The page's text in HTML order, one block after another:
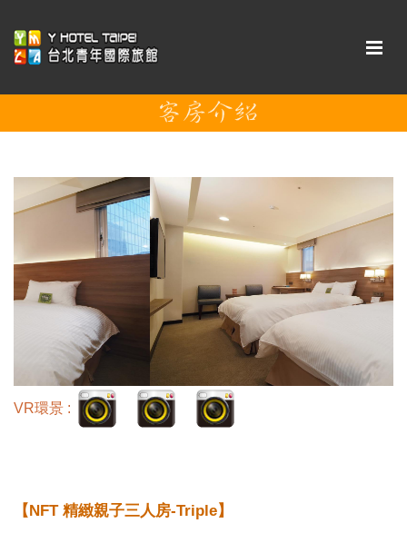
VR環景 :
【NFT 精緻親子三人房-Triple】